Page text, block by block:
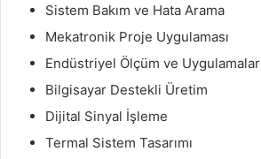
Sistem Bakım ve Hata Arama
Mekatronik Proje Uygulaması
Endüstriyel Ölçüm ve Uygulamalar
Bilgisayar Destekli Üretim
Dijital Sinyal İşleme
Termal Sistem Tasarımı